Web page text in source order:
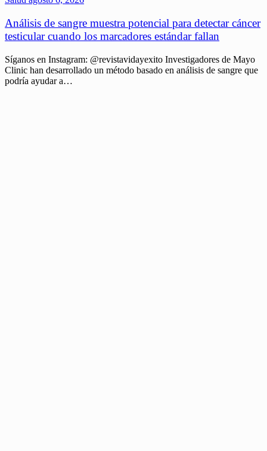
Análisis de sangre muestra potencial para detectar cáncer
testicular cuando los marcadores estándar fallan
Síganos en Instagram: @revistavidayexito Investigadores de Mayo
Clinic han desarrollado un método basado en análisis de sangre que
podría ayudar a…